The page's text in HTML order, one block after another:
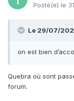
Posté(e) le
Le 29/07/
on est bien
Quebra où sont
forum.